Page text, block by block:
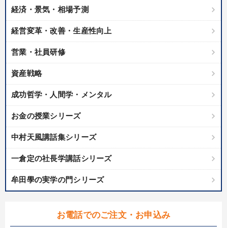
経済・景気・相場予測
経営変革・改善・生産性向上
営業・社員研修
資産戦略
成功哲学・人間学・メンタル
お金の授業シリーズ
中村天風講話集シリーズ
一倉定の社長学講話シリーズ
牟田學の実学の門シリーズ
お電話でのご注文・お申込み